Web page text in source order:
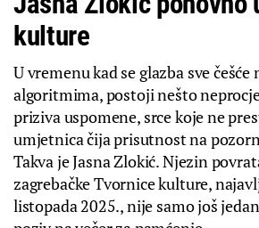
kulture
U vremenu kad se glazba sve
algoritmima, postoji nešto
priziva uspomene, srce koje ne
umjetnica čija prisutnost na
Takva je Jasna Zlokić. Njezin
zagrebačke Tvornice kulture,
listopada 2025., nije samo još